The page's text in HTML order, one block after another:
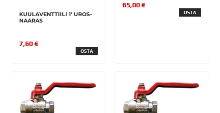
KUULAVENTTIILI 1' UROS-
NAARAS
7,60 €
OSTA
65,00 €
OSTA